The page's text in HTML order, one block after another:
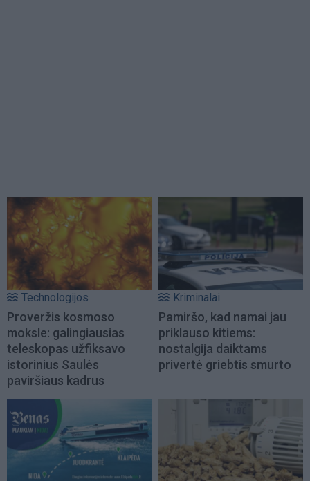
Technologijos
Proveržis kosmoso
moksle: galingiausias
teleskopas užfiksavo
istorinius Saulės
paviršiaus kadrus
Kriminalai
Pamiršo, kad namai jau
priklauso kitiems:
nostalgija daiktams
privertė griebtis smurto